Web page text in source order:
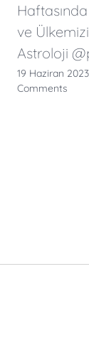
ve
Astroloji
19 Haziran 2023
Comments